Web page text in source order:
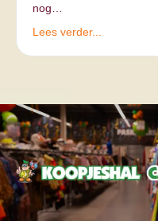
nog…
Lees verder...